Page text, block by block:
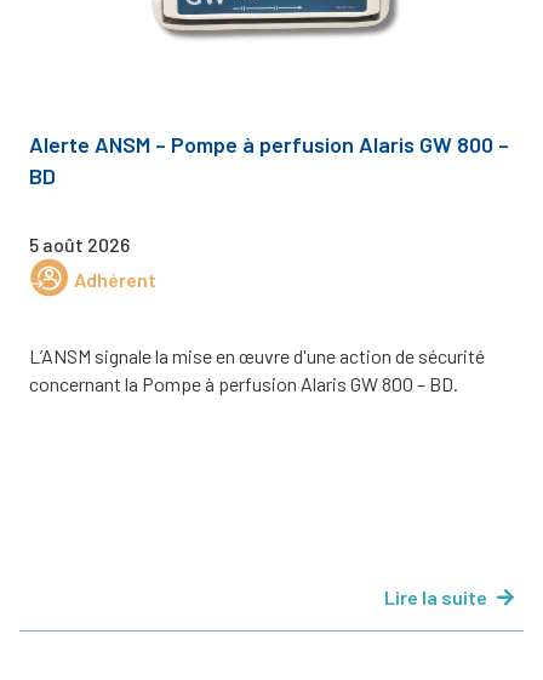
Alerte ANSM – Pompe à perfusion Alaris GW 800 –
BD
5 août 2026
Adhérent
L’ANSM signale la mise en œuvre d'une action de sécurité
concernant la Pompe à perfusion Alaris GW 800 – BD.
Lire la suite